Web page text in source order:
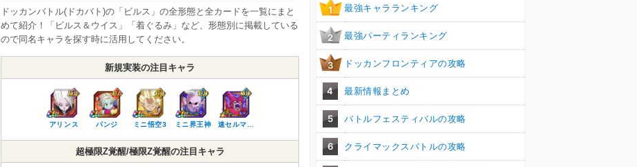
ドッカンバトル(ドカバト)の「ビルス」の全形態と全カードを一覧にまと
めて紹介！「ビルス＆ウイス」「着ぐるみ」など、形態別に掲載している
ので同名キャラを探す時に活用してください。
新規実装の注目キャラ
アリンス パンジ ミニ悟空3 ミニ界王神 速セルマ…
超極限Z覚醒/極限Z覚醒の注目キャラ
1 最強キャラランキング
2 最強パーティランキング
3 ドッカンフロンティアの攻略
4 最新情報まとめ
5 バトルフェスティバルの攻略
6 クライマックスバトルの攻略